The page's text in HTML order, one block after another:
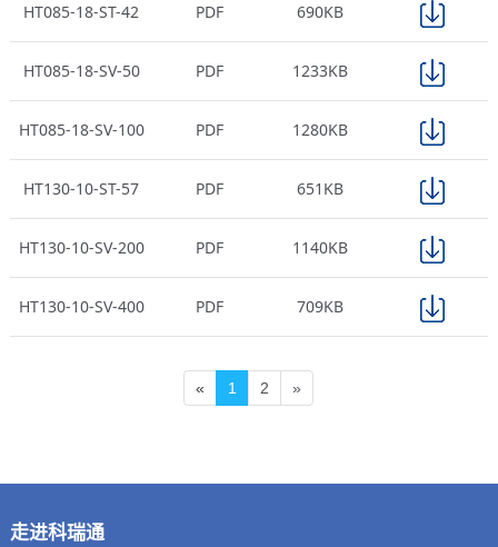
HT085-18-ST-42 PDF 690KB
HT085-18-SV-50 PDF 1233KB
HT085-18-SV-100 PDF 1280KB
HT130-10-ST-57 PDF 651KB
HT130-10-SV-200 PDF 1140KB
HT130-10-SV-400 PDF 709KB
« 1 2 »
走进科瑞通